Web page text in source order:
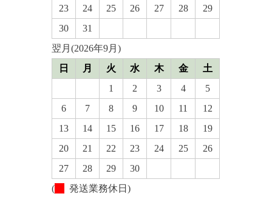
23
24 25 26 27 28
29
30
31
翌月(2026年9月)
日
月 火 水 木 金
土
1
2 3 4
5
6
7 8 9 10 11
12
13
14 15 16 17 18
19
20
21 22 23 24 25
26
27
28 29
30
(
発送業務休日)